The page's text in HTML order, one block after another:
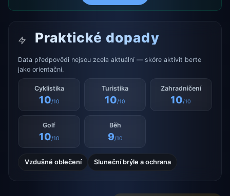
Praktické dopady
Data předpovědi nejsou zcela aktuální — skóre aktivit berte
jako orientační.
Cyklistika
10/10
Turistika
10/10
Zahradničení
10/10
Golf
10/10
Běh
9/10
Vzdušné oblečení Sluneční brýle a ochrana